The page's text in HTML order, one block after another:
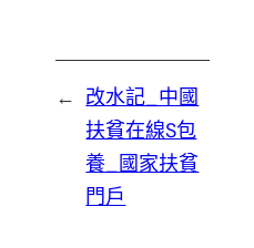
← 改水記_中國
扶貧在線S包
養_國家扶貧
門戶